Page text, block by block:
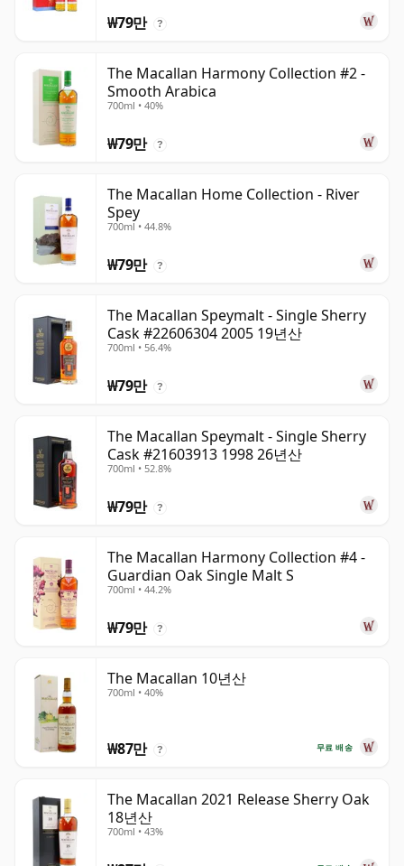
₩79만 ?
The Macallan Harmony Collection #2 -
Smooth Arabica
700ml • 40%
₩79만 ?
The Macallan Home Collection - River
Spey
700ml • 44.8%
₩79만 ?
The Macallan Speymalt - Single Sherry
Cask #22606304 2005 19년산
700ml • 56.4%
₩79만 ?
The Macallan Speymalt - Single Sherry
Cask #21603913 1998 26년산
700ml • 52.8%
₩79만 ?
The Macallan Harmony Collection #4 -
Guardian Oak Single Malt S
700ml • 44.2%
₩79만 ?
The Macallan 10년산
700ml • 40%
무료 배송
₩87만 ?
The Macallan 2021 Release Sherry Oak
18년산
700ml • 43%